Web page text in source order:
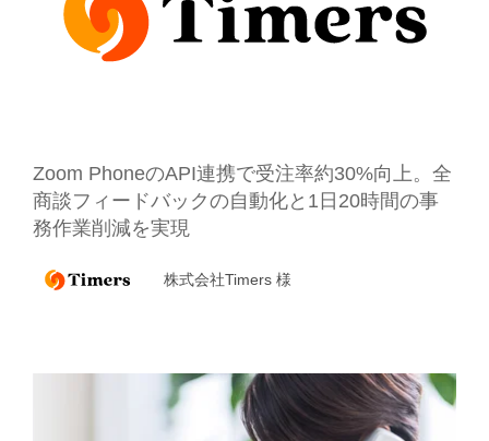
Zoom PhoneのAPI連携で受注率約30%向上。 全
商談フィードバックの自動化と1日20時間の事
務作業削減を実現
株式会社Timers 様